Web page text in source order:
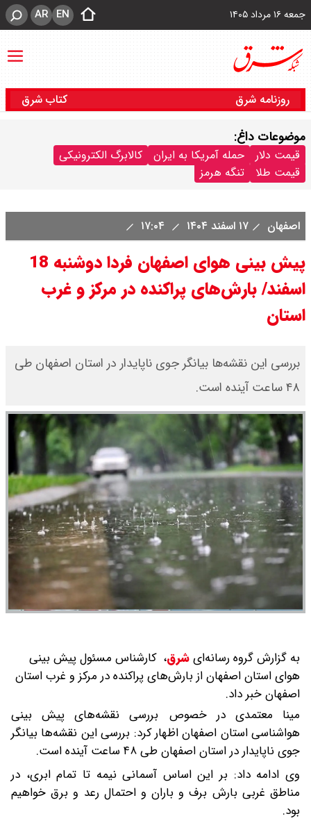
جمعه ۱۶ مرداد ۱۴۰۵ EN
AR
روزنامه شرق کتاب شرق
موضوعات داغ:
قیمت دلار حمله آمریکا به ایران
کالابرگ الکترونیکی
قیمت طلا
تنگه هرمز
اصفهان ۱۷ اسفند ۱۴۰۴
پیش بینی هوای اصفهان فردا دوشنبه 18
اسفند/ بارش‌های پراکنده در مرکز و غرب
استان
بررسی این نقشه‌ها بیانگر جوی ناپایدار در استان اصفهان طی
۴۸ ساعت آینده است.
به گزارش گروه رسانه‌ایشرق، کارشناس مسئول پیش بینی
هوای استان اصفهان از بارش‌های پراکنده در مرکز و غرب استان
اصفهان خبر داد.
مینا معتمدی در خصوص بررسی نقشه‌های پیش بینی
هواشناسی استان اصفهان اظهار کرد: بررسی این نقشه‌ها بیانگر
جوی ناپایدار در استان اصفهان طی ۴۸ ساعت آینده است.
وی ادامه داد: بر این اساس آسمانی نیمه تا تمام ابری، در
مناطق غربی بارش برف و باران و احتمال رعد و برق خواهیم
بود.